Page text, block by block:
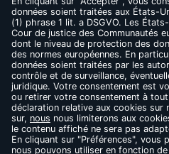
MENTIONS
CONDITIONS
RÈGLES DE
THÉS